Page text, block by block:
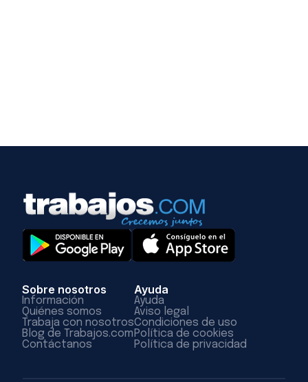
Sobre nosotros
Información
Quiénes somos
Trabaja con nosotros
Blog de Trabajos.com
Contáctanos
Ayuda
Ayuda
Aviso legal
Condiciones de uso
Política de cookies
Política de privacidad